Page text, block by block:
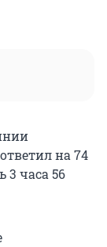
на 74
3 часа 56